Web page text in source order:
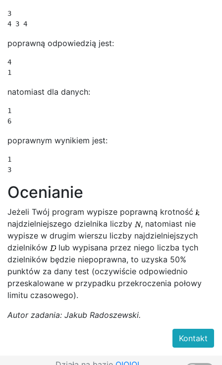
3
4 3 4
poprawną odpowiedzią jest:
4
1
natomiast dla danych:
1
6
poprawnym wynikiem jest:
1
3
Ocenianie
Jeżeli Twój program wypisze poprawną krotność
najdzielniejszego dzielnika liczby
, natomiast nie
wypisze w drugim wierszu liczby najdzielniejszych
dzielników
lub wypisana przez niego liczba tych
dzielników będzie niepoprawna, to uzyska 50%
punktów za dany test (oczywiście odpowiednio
przeskalowane w przypadku przekroczenia połowy
limitu czasowego).
Autor zadania: Jakub Radoszewski.
Kontakt